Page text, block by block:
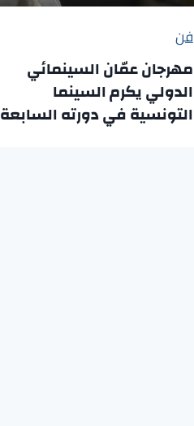
فن
مهرجان عمّان السينمائي
الدولي يكرم السينما
التونسية في دورته السابعة